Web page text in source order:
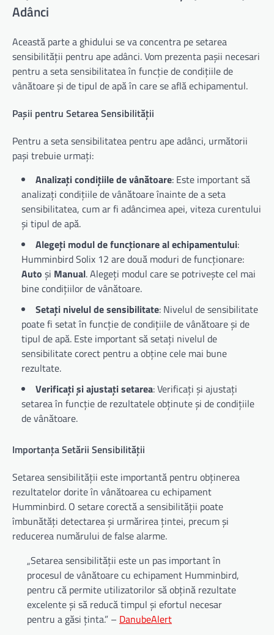
Adânci
Această parte a ghidului se va concentra pe setarea
sensibilității pentru ape adânci. Vom prezenta pașii necesari
pentru a seta sensibilitatea în funcție de condițiile de
vânătoare și de tipul de apă în care se află echipamentul.
Pașii pentru Setarea Sensibilității
Pentru a seta sensibilitatea pentru ape adânci, următorii
pași trebuie urmați:
Analizați condițiile de vânătoare: Este important să
analizați condițiile de vânătoare înainte de a seta
sensibilitatea, cum ar fi adâncimea apei, viteza curentului
și tipul de apă.
Alegeți modul de funcționare al echipamentului:
Humminbird Solix 12 are două moduri de funcționare:
Auto și Manual. Alegeți modul care se potrivește cel mai
bine condițiilor de vânătoare.
Setați nivelul de sensibilitate: Nivelul de sensibilitate
poate fi setat în funcție de condițiile de vânătoare și de
tipul de apă. Este important să setați nivelul de
sensibilitate corect pentru a obține cele mai bune
rezultate.
Verificați și ajustați setarea: Verificați și ajustați
setarea în funcție de rezultatele obținute și de condițiile
de vânătoare.
Importanța Setării Sensibilității
Setarea sensibilității este importantă pentru obținerea
rezultatelor dorite în vânătoarea cu echipament
Humminbird. O setare corectă a sensibilității poate
îmbunătăți detectarea și urmărirea țintei, precum și
reducerea numărului de false alarme.
„Setarea sensibilității este un pas important în
procesul de vânătoare cu echipament Humminbird,
pentru că permite utilizatorilor să obțină rezultate
excelente și să reducă timpul și efortul necesar
pentru a găsi ținta.” – DanubeAlert